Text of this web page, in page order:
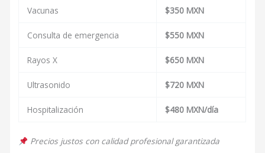
Vacunas $350 MXN
Consulta de emergencia $550 MXN
Rayos X $650 MXN
Ultrasonido $720 MXN
Hospitalización $480 MXN/día
Precios justos con calidad profesional garantizada